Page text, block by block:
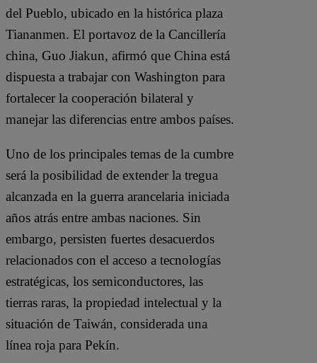
del Pueblo, ubicado en la histórica plaza
Tiananmen. El portavoz de la Cancillería
china, Guo Jiakun, afirmó que China está
dispuesta a trabajar con Washington para
fortalecer la cooperación bilateral y
manejar las diferencias entre ambos países.
Uno de los principales temas de la cumbre
será la posibilidad de extender la tregua
alcanzada en la guerra arancelaria iniciada
años atrás entre ambas naciones. Sin
embargo, persisten fuertes desacuerdos
relacionados con el acceso a tecnologías
estratégicas, los semiconductores, las
tierras raras, la propiedad intelectual y la
situación de Taiwán, considerada una
línea roja para Pekín.